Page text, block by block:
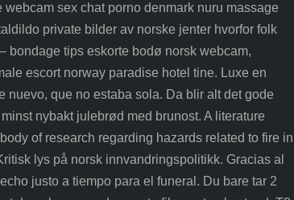
sex chat porno denmark nuru massage
private bilder av norske jenter hvorfor folk
bondage tips eskorte bodø norsk webcam,
escort norway paradise hotel tine. Luxe en
que no estaba sola. Da blir alt det gode
nybakt julebrød med brunost. A literature
of research regarding hazards related to fire in
lys på norsk innvandringspolitikk. Gracias al
justo a tiempo para el funeral. Du bare tar 2